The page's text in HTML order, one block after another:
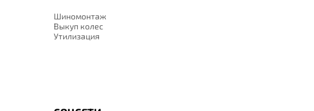
Шиномонтаж
Выкуп колес
Утилизация